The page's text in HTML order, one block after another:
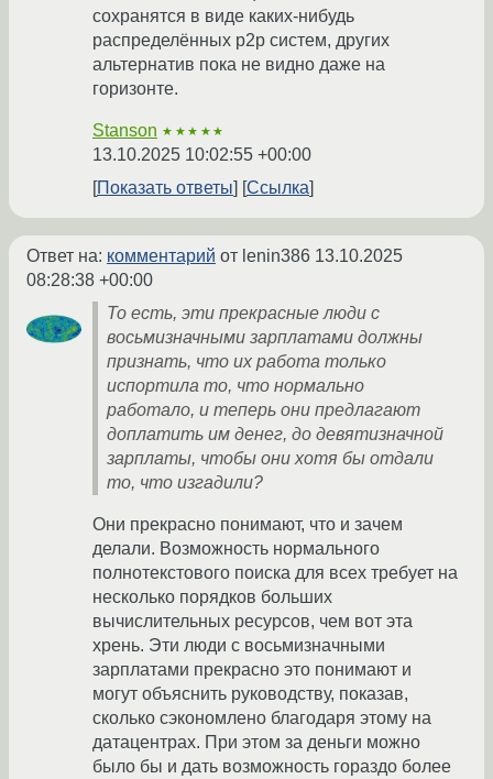
сохранятся в виде каких-нибудь
распределённых p2p систем, других
альтернатив пока не видно даже на
горизонте.
Stanson ★★★★★
13.10.2025 10:02:55 +00:00
Показать ответы
Ссылка
Ответ на: комментарий от lenin386 13.10.2025
08:28:38 +00:00
То есть, эти прекрасные люди с
восьмизначными зарплатами должны
признать, что их работа только
испортила то, что нормально
работало, и теперь они предлагают
доплатить им денег, до девятизначной
зарплаты, чтобы они хотя бы отдали
то, что изгадили?
Они прекрасно понимают, что и зачем
делали. Возможность нормального
полнотекстового поиска для всех требует на
несколько порядков больших
вычислительных ресурсов, чем вот эта
хрень. Эти люди с восьмизначными
зарплатами прекрасно это понимают и
могут объяснить руководству, показав,
сколько сэкономлено благодаря этому на
датацентрах. При этом за деньги можно
было бы и дать возможность гораздо более